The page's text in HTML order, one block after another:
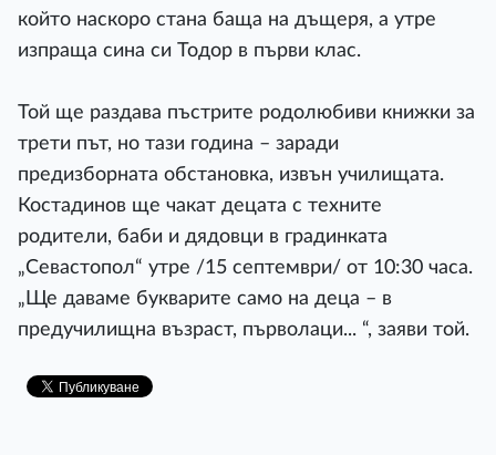
който наскоро стана баща на дъщеря, а утре
изпраща сина си Тодор в първи клас.
Той ще раздава пъстрите родолюбиви книжки за
трети път, но тази година – заради
предизборната обстановка, извън училищата.
Костадинов ще чакат децата с техните
родители, баби и дядовци в градинката
„Севастопол“ утре /15 септември/ от 10:30 часа.
„Ще даваме букварите само на деца – в
предучилищна възраст, първолаци... “, заяви той.